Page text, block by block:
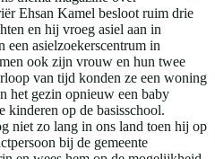
Ehsan Kamel besloot ruim drie
en hij vroeg asiel aan in
asielzoekerscentrum in
ook zijn vrouw en hun twee
van tijd konden ze een woning
het gezin opnieuw een baby
kinderen op de basisschool.
niet zo lang in ons land toen hij op
bij de gemeente